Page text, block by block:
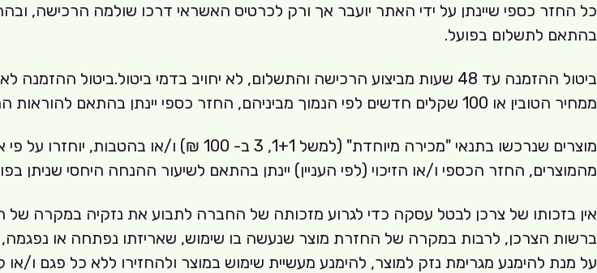
כל החזר כספי שיינתן על ידי האתר יועבר אך ורק לכרטיס האשראי דרכו שולמה הרכישה,
בהתאם לתשלום בפועל.
ממחיר הטובין או 100 שקלים חדשים לפי הנמוך מביניהם, החזר כספי יינתן בהתאם להוראות החוק.
מוצרים שנרכשו בתנאי "מכירה מיוחדת" (למשל
מהמוצרים, החזר הכספי ו/או הזיכוי (לפי העניין) יינתן בהתאם לשיעור ההנחה היחסי שניתן
אין בזכותו של צרכן לבטל עסקה כדי לגרוע מזכותה של החברה לתבוע את נזקיה במקרה
ברשות הצרכן, לרבות במקרה של החזרת מוצר שנעשה בו שימוש, שאריזתו נפתחה או
על מנת להימנע מגרימת נזק למוצר, להימנע מעשיית שימוש במוצר ולהחזירו ללא כל פגם ו/או